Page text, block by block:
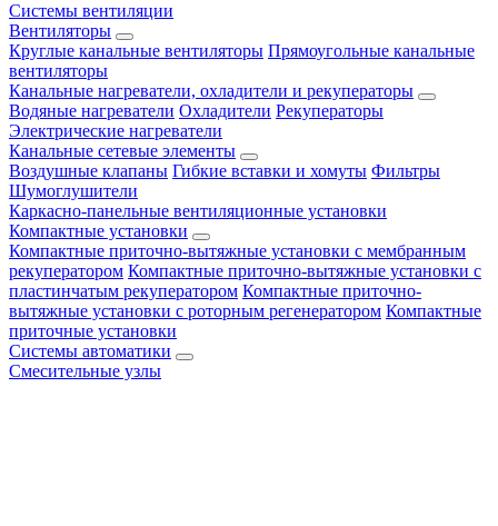
Системы вентиляции
Вентиляторы
Круглые канальные вентиляторы Прямоугольные канальные
вентиляторы
Канальные нагреватели, охладители и рекуператоры
Водяные нагреватели Охладители Рекуператоры
Электрические нагреватели
Канальные сетевые элементы
Воздушные клапаны Гибкие вставки и хомуты Фильтры
Шумоглушители
Каркасно-панельные вентиляционные установки
Компактные установки
Компактные приточно-вытяжные установки с мембранным
рекуператором Компактные приточно-вытяжные установки с
пластинчатым рекуператором Компактные приточно-
вытяжные установки с роторным регенератором Компактные
приточные установки
Системы автоматики
Смесительные узлы